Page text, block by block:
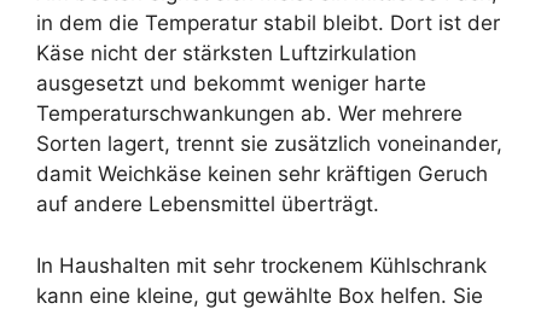
in dem die Temperatur stabil bleibt. Dort ist der
Käse nicht der stärksten Luftzirkulation
ausgesetzt und bekommt weniger harte
Temperaturschwankungen ab. Wer mehrere
Sorten lagert, trennt sie zusätzlich voneinander,
damit Weichkäse keinen sehr kräftigen Geruch
auf andere Lebensmittel überträgt.
In Haushalten mit sehr trockenem Kühlschrank
kann eine kleine, gut gewählte Box helfen. Sie